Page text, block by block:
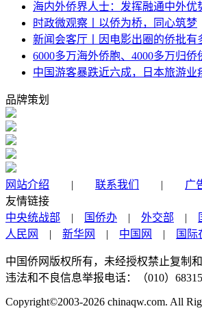
海内外侨界人士：发挥融通中外优
时政微观察丨以侨为桥，同心筑梦
新闻会客厅丨因电影出圈的侨批
6000多万海外侨胞、4000多万归
中国游客暴跌近六成，日本旅游业
品牌策划
网站介绍 | 联系我们 | 广
友情链接
中央统战部 | 国侨办 | 外交部 |
人民网
| 新华网 | 中国网 | 国际
中国侨网版权所有，未经授权禁止复制
违法和不良信息举报电话：（010）
Copyright©2003-2026 chinaqw.com. All